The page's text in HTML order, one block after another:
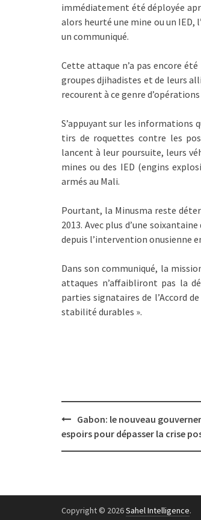
immédiatement été déployée
alors heurté une mine ou un IED,
un communiqué.
Cette attaque n’a pas encore
groupes djihadistes et de leurs
recourent à ce genre
S’appuyant sur les informations
tirs de roquettes contre les
lancent à leur poursuite, leurs
mines ou des IED (engins
armés au Mali.
Pourtant, la Minusma reste
2013. Avec plus d’une
depuis l’intervention onusienne
Dans son communiqué, la
attaques n’affaibliront pas la
parties signataires de l’Accord
stabilité durables ».
Post
navigation
Gabon: le nouveau
espoirs pour dépasser la crise
Copyright © 2026Sahel Intelligence.